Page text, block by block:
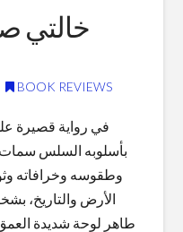
خالتي
BOOK REVIEWS
في رواية قصيرة
بأسلوبه السلس سمات
وطقوسه وخرافاته
الأرض والتاريخ،
طاهر لوحة شديدة